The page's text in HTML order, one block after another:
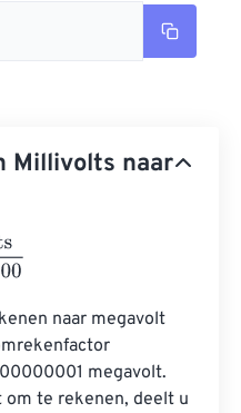
Millivolts naar
naar megavolt
megavolt.
te rekenen, deelt u